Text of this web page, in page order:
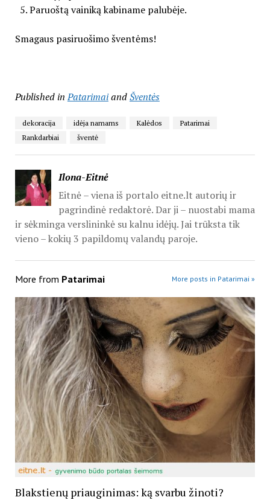
Paruoštą vainiką kabiname palubėje.
Smagaus pasiruošimo šventėms!
Published in PatarimaiandŠventės
dekoracija idėja namams Kalėdos
Patarimai
Rankdarbiai
šventė
Ilona-Eitnė
Eitnė – viena iš portalo eitne.lt autorių ir
pagrindinė redaktorė. Dar ji – nuostabi mama
ir sėkminga verslininkė su kalnu idėjų. Jai trūksta tik
vieno – kokių 3 papildomų valandų paroje.
More from Patarimai More posts in Patarimai »
Blakstienų priauginimas: ką svarbu žinoti?